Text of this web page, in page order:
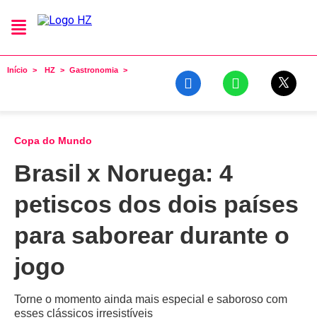
Início HZ Gastronomia
Copa do Mundo
Brasil x Noruega: 4
petiscos dos dois países
para saborear durante o
jogo
Torne o momento ainda mais especial e saboroso com
esses clássicos irresistíveis